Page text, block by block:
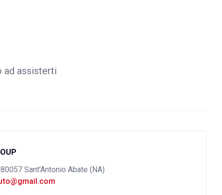
ad assisterti
Sant'Antonio Abate (NA)